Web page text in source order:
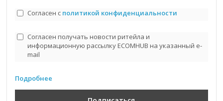
Согласен с политикой конфиденциальности
Согласен получать новости ритейла и
информационную рассылку ECOMHUB на указанный e-
mail
Подробнее